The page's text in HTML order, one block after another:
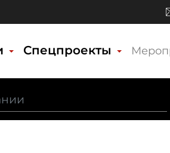
Спецпроекты